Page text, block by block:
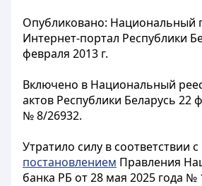
Опубликовано: Национальный
Интернет-портал Республики
февраля 2013 г.
Включено в Национальный
актов Республики Беларусь 22
№ 8/26932.
Утратило силу в соответствии с
постановлением Правления
банка РБ от 28 мая 2025 года №